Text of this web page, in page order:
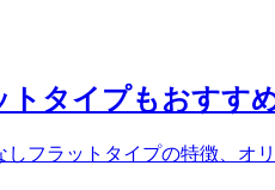
トタイプもおすす
フラットタイプの特徴、オ